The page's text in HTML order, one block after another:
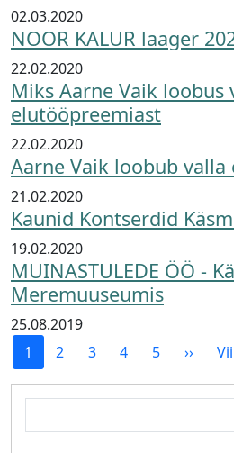
02.03.2020
NOOR KALUR laager
22.02.2020
Miks Aarne Vaik loobus
elutööpreemiast
22.02.2020
Aarne Vaik loobub
21.02.2020
Kaunid Kontserdid
19.02.2020
MUINASTULEDE ÖÖ -
Meremuuseumis
25.08.2019
Pagination
1 2 3 4 5 ››